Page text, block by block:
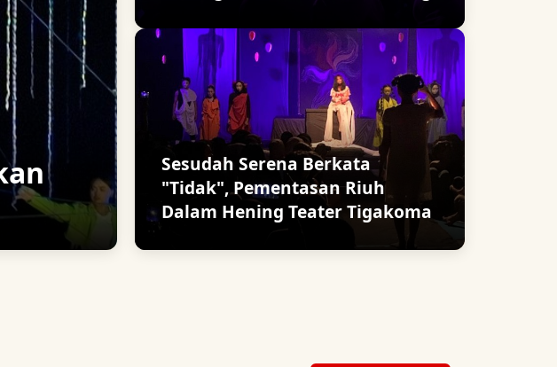
Sesudah Serena Berkata
"Tidak", Pementasan Riuh
Dalam Hening Teater Tigakoma